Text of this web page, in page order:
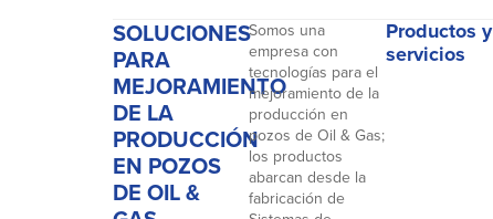
SOLUCIONES
PARA
MEJORAMIENTO
DE LA
PRODUCCIÓN
EN POZOS
DE OIL &
Somos una
empresa con
tecnologías para el
mejoramiento de la
producción en
pozos de Oil & Gas;
los productos
abarcan desde la
fabricación de
Productos y
servicios